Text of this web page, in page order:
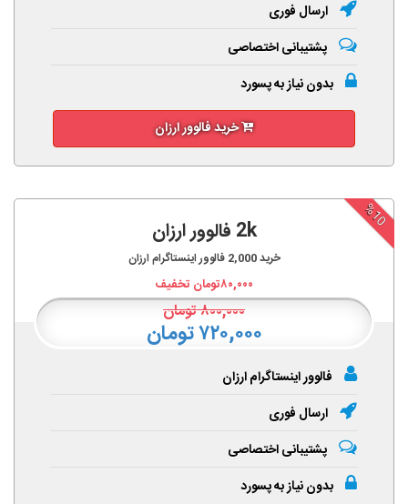
ارسال فوری
پشتیبانی اختصاصی
بدون نیاز به پسورد
خرید فالوور ارزان
%10
2k فالوور ارزان
خرید2,000 فالوور اینستاگرام ارزان
۸۰,۰۰۰تومان تخفیف
۸۰۰,۰۰۰تومان
۷۲۰,۰۰۰ تومان
فالوور اینستاگرام ارزان
ارسال فوری
پشتیبانی اختصاصی
بدون نیاز به پسورد